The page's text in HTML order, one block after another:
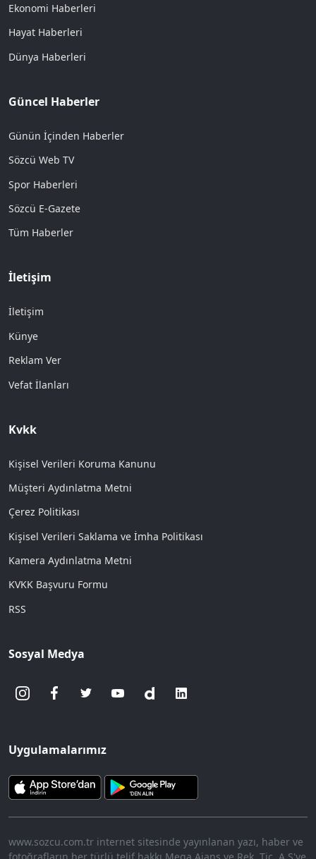
Ekonomi Haberleri
Hayat Haberleri
Dünya Haberleri
Güncel Haberler
Günün İçinden Haberler
Sözcü Web TV
Spor Haberleri
Sözcü E-Gazete
Tüm Haberler
İletişim
İletişim
Künye
Reklam Ver
Vefat İlanları
Kvkk
Kişisel Verileri Koruma Kanunu
Müşteri Aydınlatma Metni
Çerez Politikası
Kişisel Verileri Saklama ve İmha Politikası
Kamera Aydınlatma Metni
KVKK Başvuru Formu
RSS
Sosyal Medya
Uygulamalarımız
www.sozcu.com.tr internet sitesinde yayınlanan yazı, haber ve